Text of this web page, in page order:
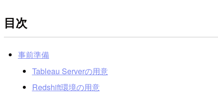
目次
事前準備
Tableau Serverの用意
Redshift環境の用意